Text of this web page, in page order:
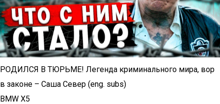
РОДИЛСЯ В ТЮРЬМЕ! Легенда криминального мира, вор
в законе – Саша Север (eng. subs)
BMW X5